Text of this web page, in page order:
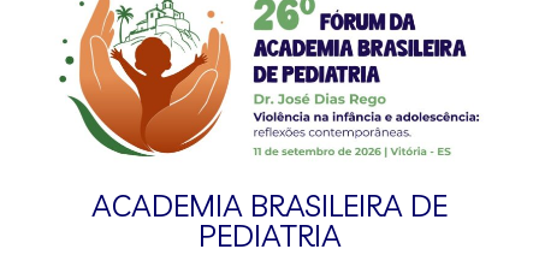
ACADEMIA BRASILEIRA DE
PEDIATRIA